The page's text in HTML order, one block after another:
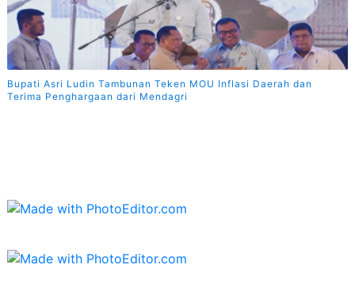
Bupati Asri Ludin Tambunan Teken MOU Inflasi Daerah dan
Terima Penghargaan dari Mendagri